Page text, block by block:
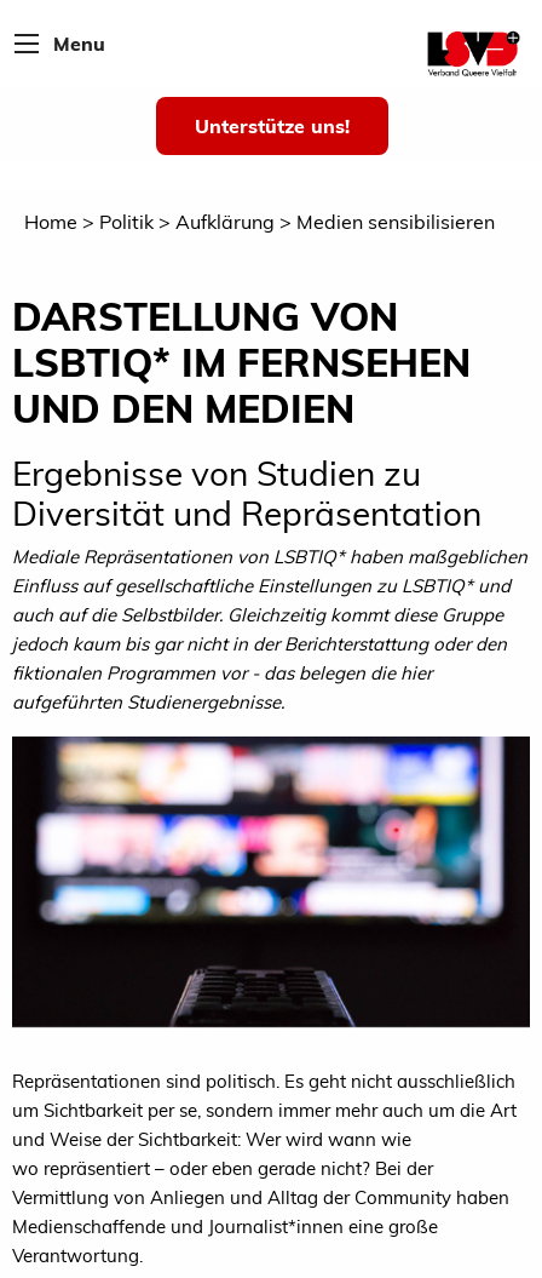
Menu
Unterstütze uns!
Home Politik Aufklärung Medien sensibilisieren
DARSTELLUNG VON
LSBTIQ* IM FERNSEHEN
UND DEN MEDIEN
Ergebnisse von Studien zu
Diversität und Repräsentation
Mediale Repräsentationen von LSBTIQ* haben maßgeblichen
Einfluss auf gesellschaftliche Einstellungen zu LSBTIQ* und
auch auf die Selbstbilder. Gleichzeitig kommt diese Gruppe
jedoch kaum bis gar nicht in der Berichterstattung oder den
fiktionalen Programmen vor - das belegen die hier
aufgeführten Studienergebnisse.
Repräsentationen sind politisch. Es geht nicht ausschließlich
um Sichtbarkeit per se, sondern immer mehr auch um die Art
und Weise der Sichtbarkeit: Wer wird wann wie
wo repräsentiert – oder eben gerade nicht? Bei der
Vermittlung von Anliegen und Alltag der Community haben
Medienschaffende und Journalist*innen eine große
Verantwortung.